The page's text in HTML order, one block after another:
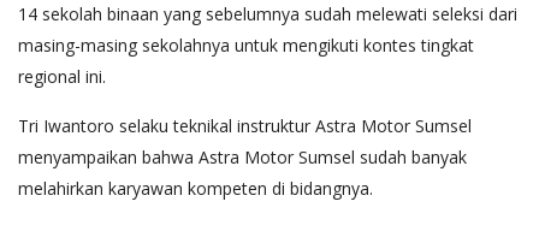
14 sekolah binaan yang sebelumnya sudah melewati seleksi dari
masing-masing sekolahnya untuk mengikuti kontes tingkat
regional ini.
Tri Iwantoro selaku teknikal instruktur Astra Motor Sumsel
menyampaikan bahwa Astra Motor Sumsel sudah banyak
melahirkan karyawan kompeten di bidangnya.